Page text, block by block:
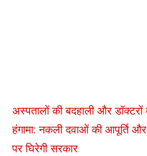
अस्पतालों की बदहाली और
हंगामा: नकली दवाओं की आपूर्ति और
पर घिरेगी सरकार